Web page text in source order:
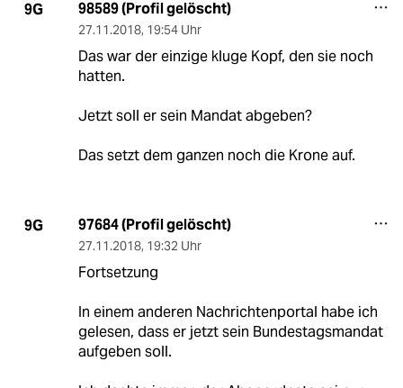
9G 98589 (Profil gelöscht)
27.11.2018, 19:54 Uhr
Das war der einzige kluge Kopf, den sie noch
hatten.
Jetzt soll er sein Mandat abgeben?
Das setzt dem ganzen noch die Krone auf.
9G 97684 (Profil gelöscht)
27.11.2018, 19:32 Uhr
Fortsetzung
In einem anderen Nachrichtenportal habe ich
gelesen, dass er jetzt sein Bundestagsmandat
aufgeben soll.